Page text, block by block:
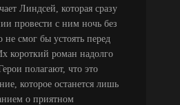
Линдсей, которая сразу
провести с ним ночь без
не смог бы устоять перед
короткий роман надолго
полагают, что это
которое останется лишь
о приятном